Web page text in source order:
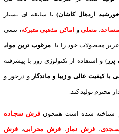
اردهال کاشان)با سابقه ای بسیار
مساجد،مصلی و اماکن مذهبی متبرکه، سعی
عزیز محصولات خود را با مرغوب ترین مواد
پرز) و استفاده از تکنولوژی روز با پیشرفته
با کیفیت عالی و زیبا و ماندگار و درخور و
محترم تولید کند.
شناخته شده است همچون فرش سجـاده
،فرش نماز ، فرش محرابی، فرش